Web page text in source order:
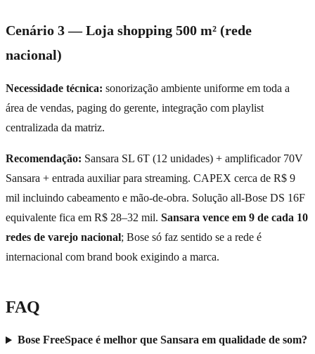
Cenário 3 — Loja shopping 500 m² (rede
nacional)
Necessidade técnica: sonorização ambiente uniforme em toda a
área de vendas, paging do gerente, integração com playlist
centralizada da matriz.
Recomendação: Sansara SL 6T (12 unidades) + amplificador 70V
Sansara + entrada auxiliar para streaming. CAPEX cerca de R$ 9
mil incluindo cabeamento e mão-de-obra. Solução all-Bose DS 16F
equivalente fica em R$ 28–32 mil. Sansara vence em 9 de cada 10
redes de varejo nacional; Bose só faz sentido se a rede é
internacional com brand book exigindo a marca.
FAQ
Bose FreeSpace é melhor que Sansara em qualidade de som?